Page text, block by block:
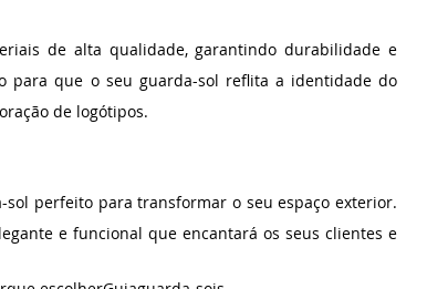
de alta qualidade, garantindo durabilidade e
para que o seu guarda-sol reflita a identidade do
de logótipos.
sol perfeito para transformar o seu espaço exterior.
e funcional que encantará os seus clientes e